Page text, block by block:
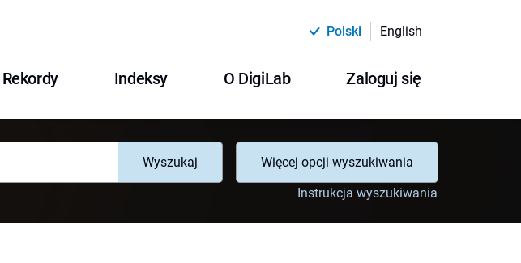
Polski English
Rekordy Indeksy O DigiLab Zaloguj się
Wyszukaj
Więcej opcji wyszukiwania
Instrukcja wyszukiwania